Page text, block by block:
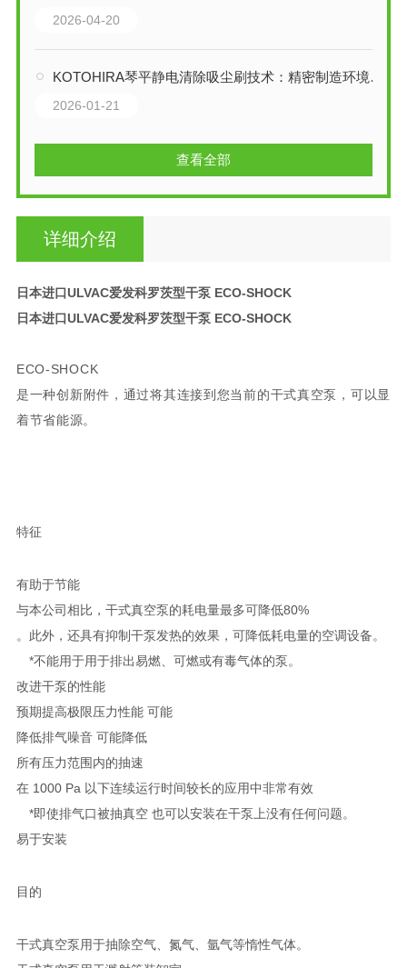
2026-04-20
KOTOHIRA琴平静电清除吸尘刷技术：精密制造环境的静电与微粒一体化
2026-01-21
查看全部
详细介绍
日本进口ULVAC爱发科罗茨型干泵 ECO-SHOCK
日本进口ULVAC爱发科罗茨型干泵 ECO-SHOCK
ECO-SHOCK
是一种创新附件，通过将其连接到您当前的干式真空泵，可以显
着节省能源。
特征
有助于节能
与本公司相比，干式真空泵的耗电量最多可降低80%
。此外，还具有抑制干泵发热的效果，可降低耗电量的空调设备。
*不能用于用于排出易燃、可燃或有毒气体的泵。
改进干泵的性能
预期提高极限压力性能 可能
降低排气噪音 可能降低
所有压力范围内的抽速
在 1000 Pa 以下连续运行时间较长的应用中非常有效
*即使排气口被抽真空 也可以安装在干泵上没有任何问题。
易于安装
目的
干式真空泵用于抽除空气、氮气、氩气等惰性气体。